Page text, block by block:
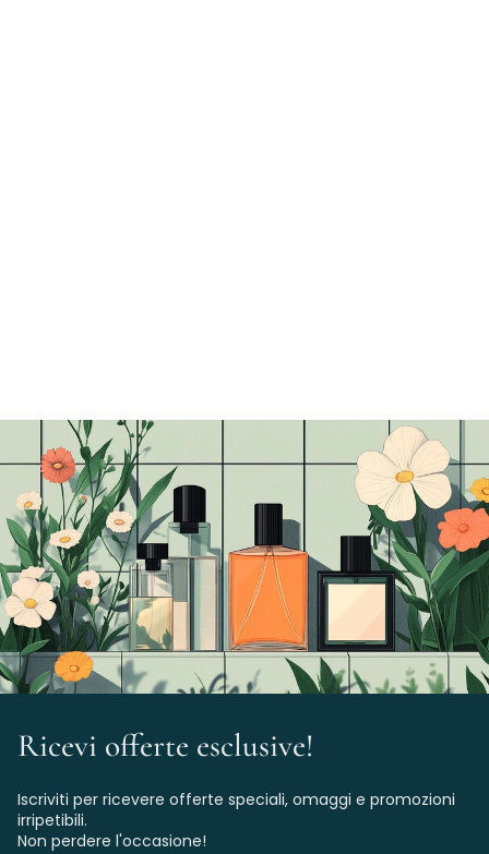
Ricevi offerte esclusive!
Iscriviti per ricevere offerte speciali, omaggi e promozioni
irripetibili.
Non perdere l'occasione!